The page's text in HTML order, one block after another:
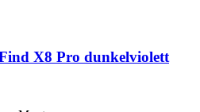
X8 Pro dunkelviolett